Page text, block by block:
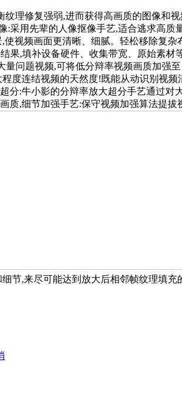
修复强弱,进而获得高画质的图像和
采用先辈的人像抠像手艺,适合逃求高
视频画面更清晰、细腻。轻松移除复
果,填补设备硬件、收集带宽、原始素
问题视频,可将低分辩率视频画质加强
度连结视频的天然度!既能从动识别视
分:牛小影的分辩率放大超分手艺通过
,细节加强手艺:保守视频加强算法提
节,来尽可能达到放大后相邻帧纹理填